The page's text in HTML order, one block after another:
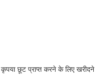
छूट प्राप्त करने के लिए खरीदने